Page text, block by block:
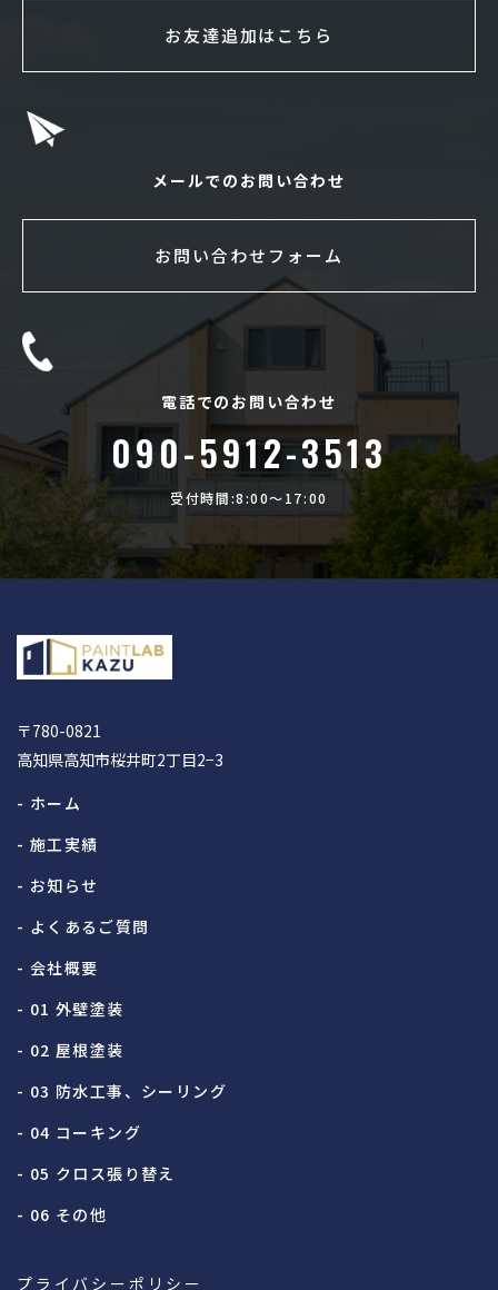
お友達追加はこちら
メールでのお問い合わせ
お問い合わせフォーム
電話でのお問い合わせ
090-5912-3513
受付時間:8:00〜17:00
〒780-0821
高知県高知市桜井町2丁目2−3
- ホーム
- 施工実績
- お知らせ
- よくあるご質問
- 会社概要
- 01 外壁塗装
- 02 屋根塗装
- 03 防水工事、シーリング
- 04 コーキング
- 05 クロス張り替え
- 06 その他
プライバシーポリシー